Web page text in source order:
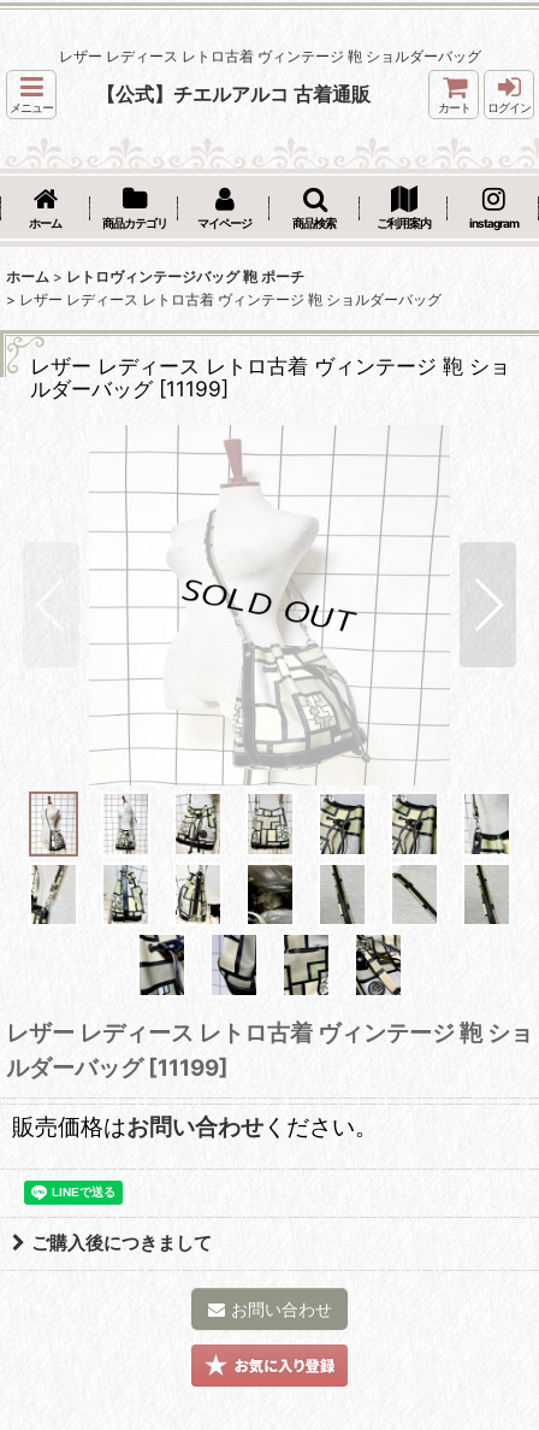
レザー レディース レトロ古着 ヴィンテージ 鞄 ショルダーバッグ
メニュー
【公式】チエルアルコ 古着通販
カート ログイン
ホーム 商品カテゴリ マイページ 商品検索 ご利用案内 instagram
ホーム > レトロヴィンテージバッグ 鞄 ポーチ
> レザー レディース レトロ古着 ヴィンテージ 鞄 ショルダーバッグ
レザー レディース レトロ古着 ヴィンテージ 鞄 ショ
ルダーバッグ [11199]
レザー レディース レトロ古着 ヴィンテージ 鞄 ショ
ルダーバッグ [11199]
販売価格はお問い合わせ ください。
ご購入後につきまして
お問い合わせ